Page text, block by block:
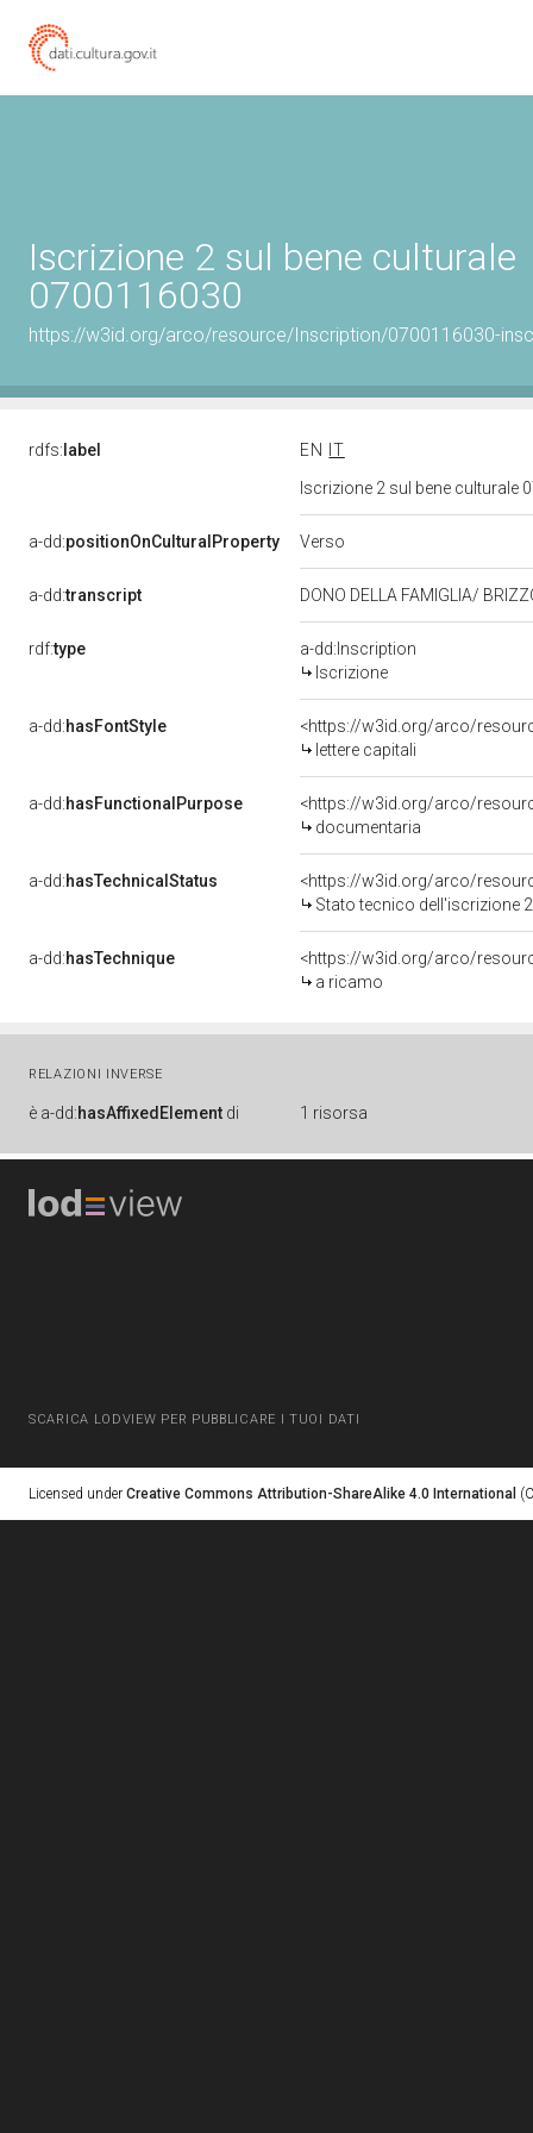
Iscrizione 2 sul bene culturale
0700116030
https://w3id.org/arco/resource/Inscription/0700116030-
rdfs: label EN
IT
Iscrizione 2 sul bene culturale
a-dd:positionOnCulturalProperty Verso
a-dd:transcript DONO DELLA FAMIGLIA/
rdf:type
a-dd:Inscription
Iscrizione
a-dd:hasFontStyle
<https://w3id.org/arco/
lettere capitali
a-dd:hasFunctionalPurpose
<https://w3id.org/arco/
documentaria
a-dd:hasTechnicalStatus
<https://w3id.org/arco/
Stato tecnico dell'iscrizione
a-dd:hasTechnique
<https://w3id.org/arco/
a ricamo
RELAZIONI INVERSE
è a-dd:hasAffixedElement di 1 risorsa
SCARICA LODVIEW PER PUBBLICARE I TUOI DATI
Licensed under Creative Commons Attribution-ShareAlike 4.0 International